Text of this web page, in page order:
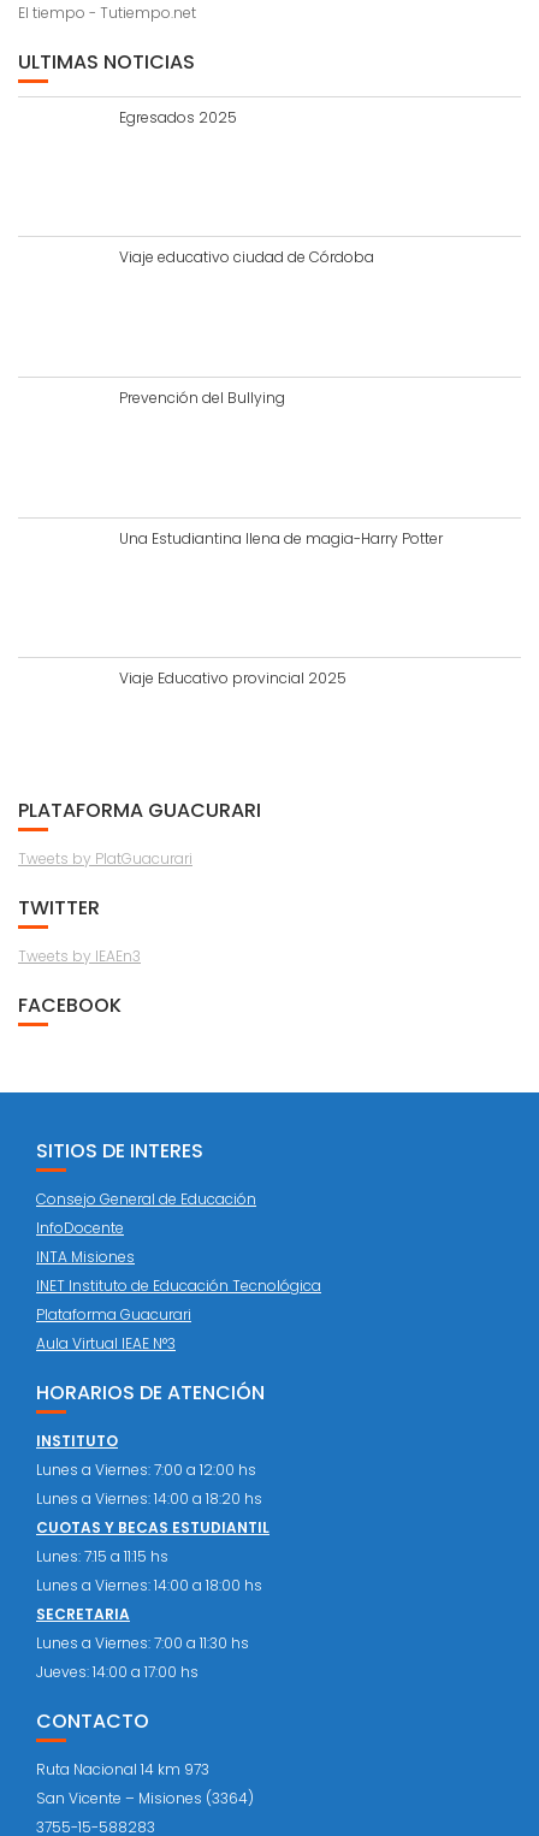
El tiempo - Tutiempo.net
ULTIMAS NOTICIAS
Egresados 2025
Viaje educativo ciudad de Córdoba
Prevención del Bullying
Una Estudiantina llena de magia-Harry Potter
Viaje Educativo provincial 2025
PLATAFORMA GUACURARI
Tweets by PlatGuacurari
TWITTER
Tweets by IEAEn3
FACEBOOK
SITIOS DE INTERES
Consejo General de Educación
InfoDocente
INTA Misiones
INET Instituto de Educación Tecnológica
Plataforma Guacurari
Aula Virtual IEAE N°3
HORARIOS DE ATENCIÓN
INSTITUTO
Lunes a Viernes: 7:00 a 12:00 hs
Lunes a Viernes: 14:00 a 18:20 hs
CUOTAS Y BECAS ESTUDIANTIL
Lunes: 7:15 a 11:15 hs
Lunes a Viernes: 14:00 a 18:00 hs
SECRETARIA
Lunes a Viernes: 7:00 a 11:30 hs
Jueves: 14:00 a 17:00 hs
CONTACTO
Ruta Nacional 14 km 973
San Vicente – Misiones (3364)
3755-15-588283